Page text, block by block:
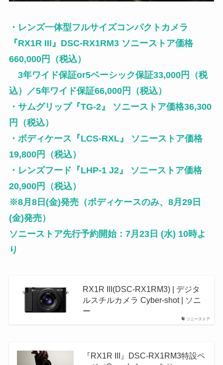
・レンズ一体型フルサイズコンパクトカメラ
『RX1R III』DSC-RX1RM3 ソニーストア価格
660,000円（税込）
3年ワイド保証or5ベーシック保証33,000円（税
込）／5年ワイド保証66,000円（税込）
・サムグリップ『TG-2』 ソニーストア価格36,300
円（税込）
・ボディケース『LCS-RXL』 ソニーストア価格
19,800円（税込）
・レンズフード『LHP-1 J2』 ソニーストア価格
20,900円（税込）
※8月8日(金)発売（ボディケースのみ、8月29日
(金)発売）
ソニーストア先行予約開始：7月23日 (水) 10時よ
り
ソニーストア
RX1R III(DSC-RX1RM3) | デジタ
ルスチルカメラ Cyber-shot | ソニ
ー
『RX1R III』DSC-RX1RM3特設ペ